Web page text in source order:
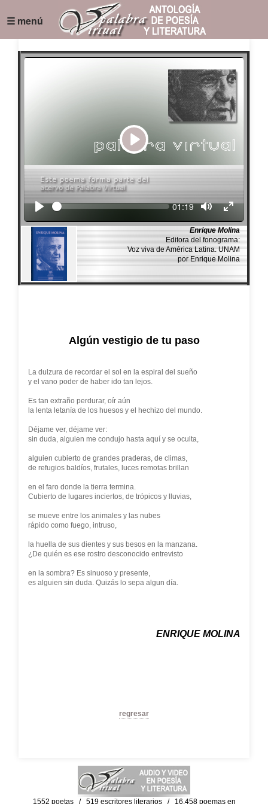
☰ menú
Play
Seek Current
01:19
Enrique Molina
Editora del fonograma:
Voz viva de América Latina. UNAM
por Enrique Molina
Algún vestigio de tu paso
La dulzura de recordar el sol en la espiral del sueño
y el vano poder de haber ido tan lejos.
Es tan extraño perdurar, oír aún
la lenta letanía de los huesos y el hechizo del mundo.
Déjame ver, déjame ver:
sin duda, alguien me condujo hasta aquí y se oculta,
alguien cubierto de grandes praderas, de climas,
de refugios baldíos, frutales, luces remotas brillan
en el faro donde la tierra termina.
Cubierto de lugares inciertos, de trópicos y lluvias,
se mueve entre los animales y las nubes
rápido como fuego, intruso,
la huella de sus dientes y sus besos en la manzana.
¿De quién es ese rostro desconocido entrevisto
en la sombra? Es sinuoso y presente,
es alguien sin duda. Quizás lo sepa algun día.
ENRIQUE MOLINA
regresar
1552 poetas / 519 escritores literarios / 16,458 poemas en